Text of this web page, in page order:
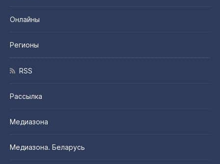
Онлайны
Регионы
RSS
Рассылка
Медиазона
Медиазона. Беларусь